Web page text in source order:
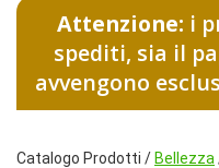
Attenzione: i
spediti, sia il
avvengono
Catalogo Prodotti / Bellezza